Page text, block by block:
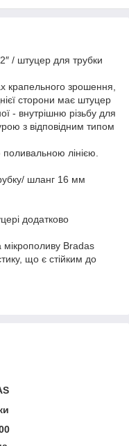
2″ / штуцер для трубки
крапельного зрошення,
сторони має штуцер
- внутрішню різьбу для
з відповідним типом
лінією.
шланг 16 мм
додатково
Bradas
що є стійким до